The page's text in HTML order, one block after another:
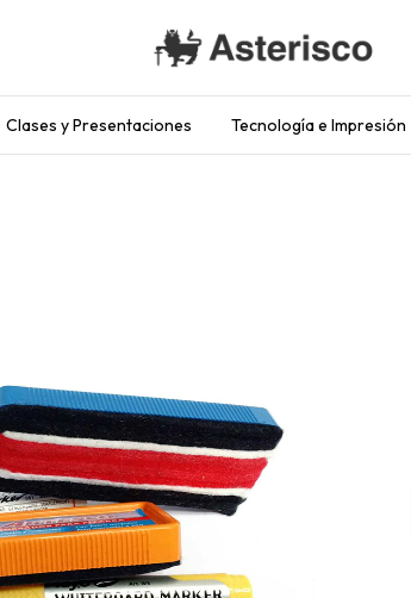
Clases y Presentaciones Tecnología e Impresión